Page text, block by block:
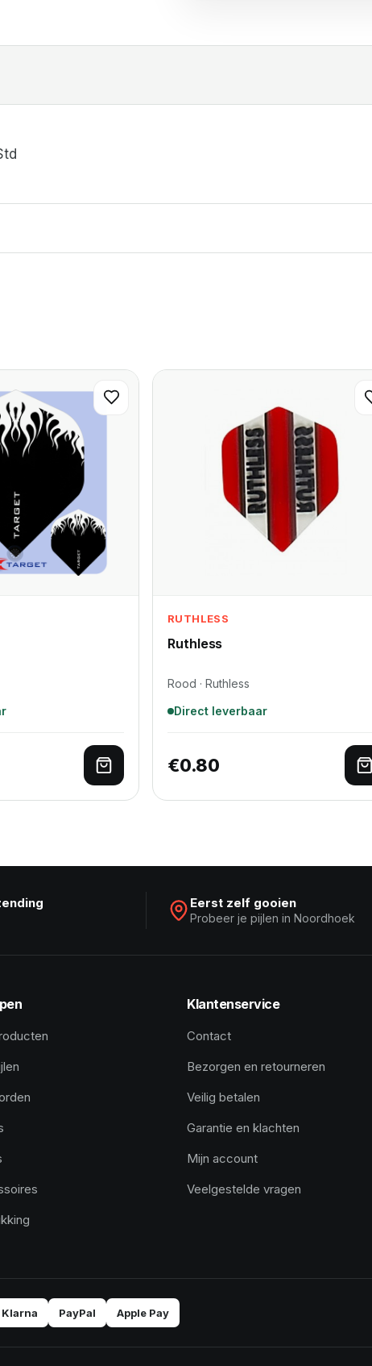
Toevoegen aan winkelwagen
RUTHLESS
Ruthless
Rood · Ruthless
Direct leverbaar
€0.80
Eerst zelf gooien
Probeer je pijlen in Noordhoek
Klantenservice
Contact
Bezorgen en retourneren
Veilig betalen
Garantie en klachten
Mijn account
Veelgestelde vragen
Klarna PayPal Apple Pay